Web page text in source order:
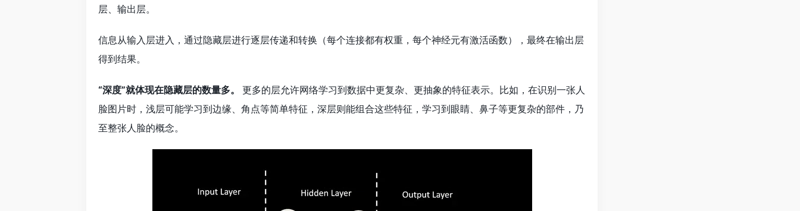
层、输出层。
信息从输入层进入，通过隐藏层进行逐层传递和转换（每个连接都有权重，每个神经元有激活函数），最终在输出层
得到结果。
“深度”就体现在隐藏层的数量多。 更多的层允许网络学习到数据中更复杂、更抽象的特征表示。比如，在识别一张人
脸图片时，浅层可能学习到边缘、角点等简单特征，深层则能组合这些特征，学习到眼睛、鼻子等更复杂的部件，乃
至整张人脸的概念。